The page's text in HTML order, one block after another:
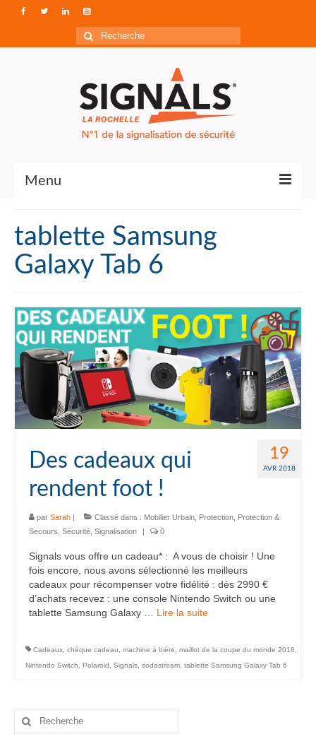
Rechercher
:
Menu
Qui sommes-nous ?
Accéder à Signals
tablette Samsung
Galaxy Tab 6
19
AVR 2018
Des cadeaux qui
rendent foot !
par Sarah | Classé dans : Mobilier Urbain Protection Protection &
Secours Sécurité Signalisation | 0
Signals vous offre un cadeau* : A vous de choisir ! Une
fois encore, nous avons sélectionné les meilleurs
cadeaux pour récompenser votre fidélité : dès 2990 €
d’achats recevez : une console Nintendo Switch ou une
tablette Samsung Galaxy … Lire la suite­­
Cadeaux chèque cadeau machine à bière maillot de la coupe du monde 2018
Nintendo Switch
Polaroid Signals sodastream tablette Samsung Galaxy Tab 6
Rechercher